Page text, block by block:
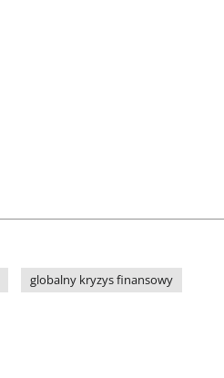
globalny kryzys finansowy